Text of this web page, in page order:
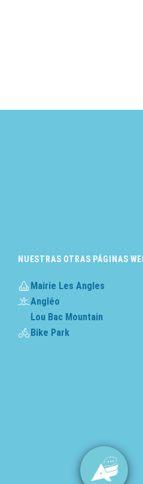
NUESTRAS OTRAS PÁGINAS
Mairie Les Angles
Angléo
Lou Bac Mountain
Bike Park